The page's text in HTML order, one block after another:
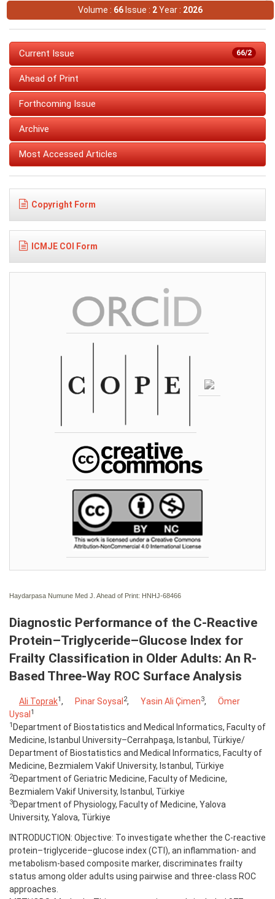
Volume : 66Issue : 2Year : 2026
66/2
Current Issue
Ahead of Print
Forthcoming Issue
Archive
Most Accessed Articles
Copyright Form
ICMJE COI Form
Haydarpasa Numune Med J. Ahead of Print: HNHJ-68466
Diagnostic Performance of the C-Reactive
Protein–Triglyceride–Glucose Index for
Frailty Classification in Older Adults: An R-
Based Three-Way ROC Surface Analysis
Ali Toprak1, Pinar Soysal 2, Yasin Ali Çimen3,
Ömer
Uysal 1
1 Department of Biostatistics and Medical Informatics, Faculty of
Medicine, Istanbul University–Cerrahpaşa, Istanbul, Türkiye/
Department of Biostatistics and Medical Informatics, Faculty of
Medicine, Bezmialem Vakif University, Istanbul, Türkiye
2Department of Geriatric Medicine, Faculty of Medicine,
Bezmialem Vakif University, Istanbul, Türkiye
3Department of Physiology, Faculty of Medicine, Yalova
University, Yalova, Türkiye
INTRODUCTION: Objective: To investigate whether the C-reactive
protein–triglyceride–glucose index (CTI), an inflammation- and
metabolism-based composite marker, discriminates frailty
status among older adults using pairwise and three-class ROC
approaches.